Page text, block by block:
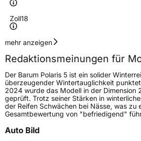
Zoll18
Geschwindigkeitsindex
Höchstgeschwindigkeit
240 km/h
Lastindex90
Höchstlast600 kg
Gewicht (in kg)8,67 kg
mehr anzeigen
Redaktionsmeinungen für
Der Barum Polaris 5 ist ein solider
überzeugender Wintertauglichkeit
2024 wurde das Modell in der Dimension
geprüft. Trotz seiner Stärken in
der Reifen Schwächen bei Nässe, was zu
Gesamtbewertung von "befriedigend"
Auto Bild